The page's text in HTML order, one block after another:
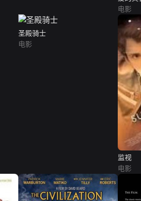
电影
圣殿骑士
电影
监视
电影